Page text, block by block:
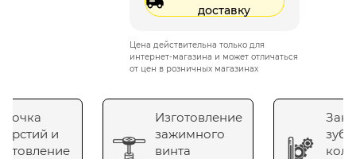
доставку
Цена действительна только для
интернет-магазина и может отличаться
от цен в розничных магазинах
и
Изготовление
зажимного
винта